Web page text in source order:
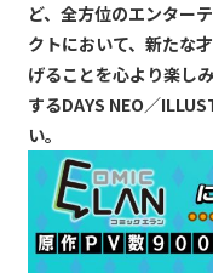
ど、全方位のエンター
クトにおいて、新たな
げることを心より楽し
するDAYS NEO／
い。